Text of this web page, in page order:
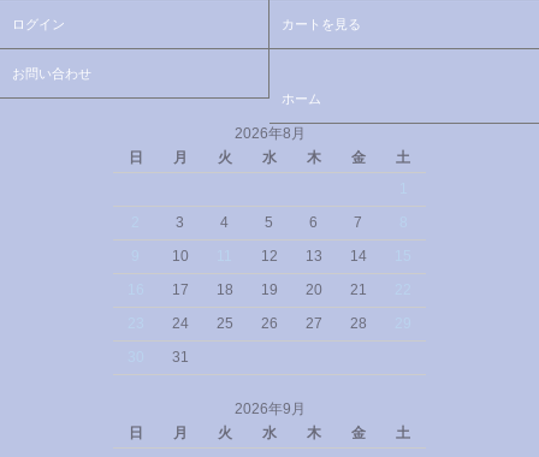
ログイン カートを見る
お問い合わせ
ホーム
2026年8月
日
月 火 水 木 金
土
3 4 5 6 7
10 12 13 14
17 18 19 20 21
24 25 26 27 28
31
2026年9月
日
月 火 水 木 金
土